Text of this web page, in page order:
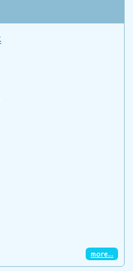
more...